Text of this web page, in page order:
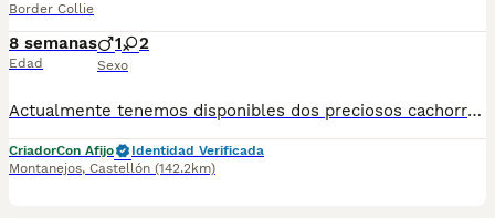
Border Collie
8 semanas
Edad
1 2
Sexo
Actualmente tenemos disponibles dos preciosos cachorros Border Collie nacidos el 6 de junio de 2026, hijos de Bilma y Billy, una combinación seleccionada por su excelente salud, carácter y equilibrio. Desde sus primeras semanas han crecido en un entorno familiar, recibiendo una cuidada socialización y compartiendo su día a día con nosotros y con el resto de la manada. Cada uno tiene su propia personalidad. Han crecido en un entorno familiar, conviviendo con otros perros y recibiendo una adecuada socialización desde sus primeras semanas de vida. Se entregan con: • Microchip. • Pasaporte, vacunas y desparasitaciones correspondientes a su edad. • Revisión veterinaria. • Pedigrí. • Inscripción en la Asociación Canina Valenciana. • Factura de compra. • Contrato con garantías sanitarias. • Guía de adaptación con recomendaciones e indicaciones para facilitar sus primeros días en casa. • Copia del pedigrí y de los test genéticos de ambos progenitores. • Árbol genealógico del cachorro, estudio de consanguinidad y tabla con el registro de pesos y desparasitaciones internas y externas. Si deseas conocer más estaremos encantados de resolver cualquier duda y enviarte fotos y vídeos actualizados. Más información sobre nuestro criadero en www.losbaganes.es. También puedes conocer la experiencia de otras familias buscando "Los Baganes Border Collie" en Google, donde encontrarás sus reseñas y opiniones. Actualmente contamos con una valoración de 4,8/5 basada en decenas de reseñas, https://share.google/3yxRIwoZrHecM2HFF
CriadorCon Afijo
Identidad Verificada
Montanejos, Castellón (142.2km)